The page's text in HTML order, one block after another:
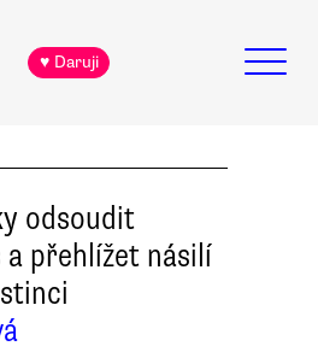
♥ Daruji
odsoudit
přehlížet násilí